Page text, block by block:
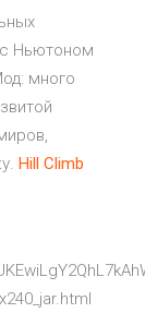
с Ньютоном
много
Hill Climb